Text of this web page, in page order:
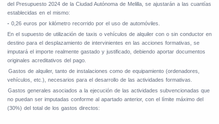
del Presupuesto 2024 de la Ciudad Autónoma de Melilla, se ajustarán a las cuantías
establecidas en el mismo:
- 0,26 euros por kilómetro recorrido por el uso de automóviles.
En el supuesto de utilización de taxis o vehículos de alquiler con o sin conductor en
destino para el desplazamiento de intervinientes en las acciones formativas, se
imputará el importe realmente gastado y justificado, debiendo aportar documentos
originales acreditativos del pago.
Gastos de alquiler, tanto de instalaciones como de equipamiento (ordenadores,
vehículos, etc.), necesarios para el desarrollo de las actividades formativas.
Gastos generales asociados a la ejecución de las actividades subvencionadas que
no puedan ser imputadas conforme al apartado anterior, con el límite máximo del
(30%) del total de los gastos directos: